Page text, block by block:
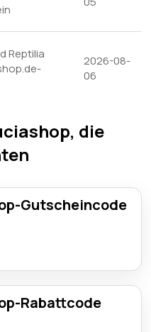
Reptilia
2026-08-
06
die
Gutscheincode
Rabattcode